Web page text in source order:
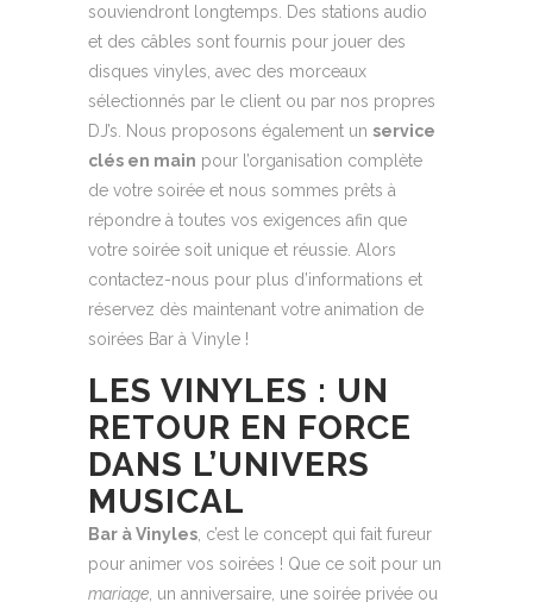
souviendront longtemps. Des stations audio
et des câbles sont fournis pour jouer des
disques vinyles, avec des morceaux
sélectionnés par le client ou par nos propres
DJ’s. Nous proposons également un service
clés en main pour l’organisation complète
de votre soirée et nous sommes prêts à
répondre à toutes vos exigences afin que
votre soirée soit unique et réussie. Alors
contactez-nous pour plus d’informations et
réservez dès maintenant votre animation de
soirées Bar à Vinyle !
LES VINYLES : UN
RETOUR EN FORCE
DANS L’UNIVERS
MUSICAL
Bar à Vinyles , c’est le concept qui fait fureur
pour animer vos soirées ! Que ce soit pour un
mariage , un anniversaire, une soirée privée ou